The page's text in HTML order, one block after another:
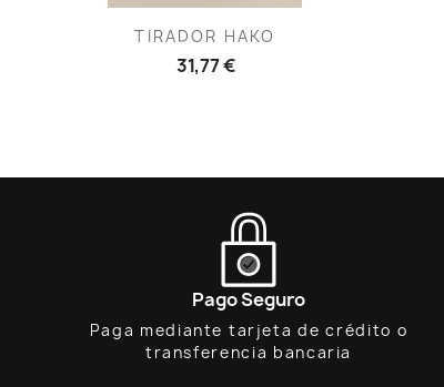
 Vista rápida
TIRADOR HAKO
31,77 €
Pago Seguro
Paga mediante tarjeta de crédito o
transferencia bancaria